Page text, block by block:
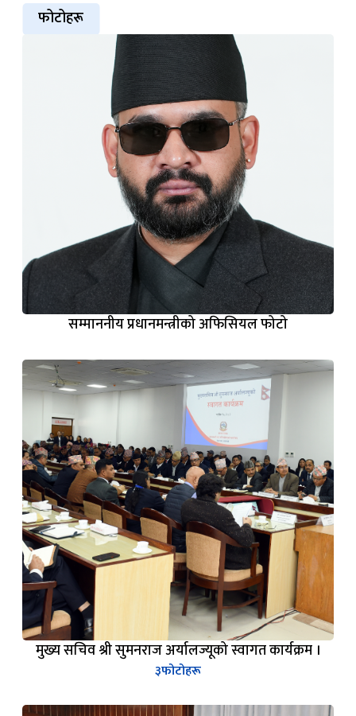
फोटोहरू
सम्माननीय प्रधानमन्त्रीको अफिसियल फोटो
मुख्य सचिव श्री सुमनराज अर्यालज्यूको स्वागत कार्यक्रम ।
३फोटोहरू